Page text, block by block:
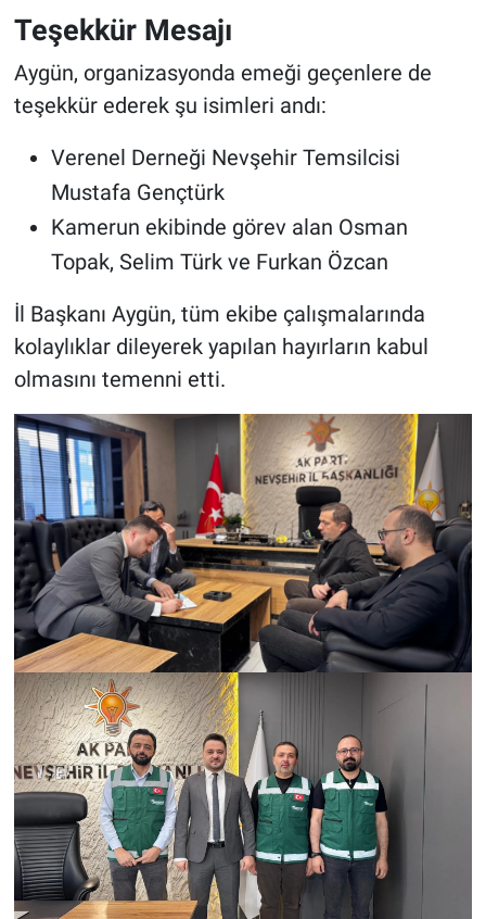
Teşekkür Mesajı
Aygün, organizasyonda emeği geçenlere de
teşekkür ederek şu isimleri andı:
Verenel Derneği Nevşehir Temsilcisi
Mustafa Gençtürk
Kamerun ekibinde görev alan Osman
Topak, Selim Türk ve Furkan Özcan
İl Başkanı Aygün, tüm ekibe çalışmalarında
kolaylıklar dileyerek yapılan hayırların kabul
olmasını temenni etti.